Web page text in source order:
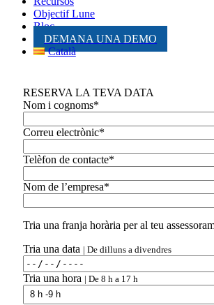
Objectif Lune
Bloc
DEMANA UNA DEMO
Català
RESERVA LA TEVA DATA
Nom i cognoms*
Correu electrònic*
Telèfon de contacte*
Nom de l’empresa*
Tria una franja horària per al teu
Tria una data | De dilluns a divendres
Tria una hora | De 8 h a 17 h